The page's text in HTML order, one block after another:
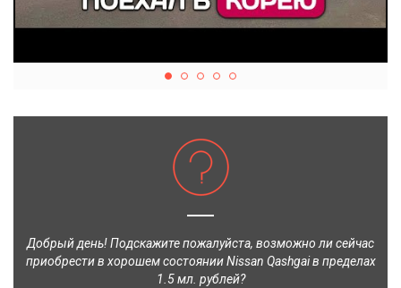
Добрый день! Подскажите пожалуйста, возможно ли сейчас
приобрести в хорошем состоянии Nissan Qashgai в пределах
1.5 мл. рублей?